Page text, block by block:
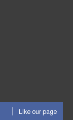
Like our page